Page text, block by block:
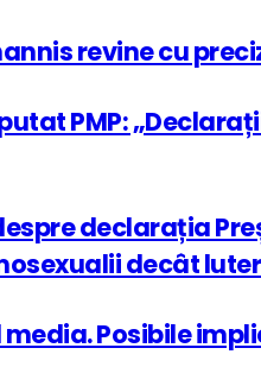
revine cu
PMP:
declarația
decât
Posibile